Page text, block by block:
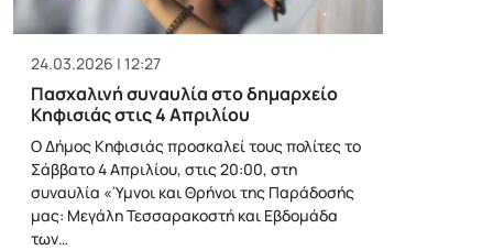
24.03.2026 | 12:27
Πασχαλινή συναυλία στο δημαρχείο
Κηφισιάς στις 4 Απριλίου
Ο Δήμος Κηφισιάς προσκαλεί τους πολίτες το
Σάββατο 4 Απριλίου, στις 20:00, στη
συναυλία «Ύμνοι και Θρήνοι της Παράδοσής
μας: Μεγάλη Τεσσαρακοστή και Εβδομάδα
των…